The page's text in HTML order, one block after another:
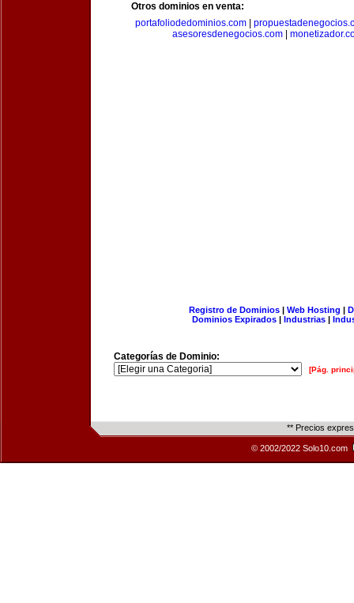
Otros dominios en venta:
portafoliodedominios.com|
asesoresdenegocios.com
Registro de Dominios| Web Hosting |
Dominios Expirados | Industrias |
Categorías de Dominio:
[Pág.
** Precios
© 2002/2022 Solo10.com